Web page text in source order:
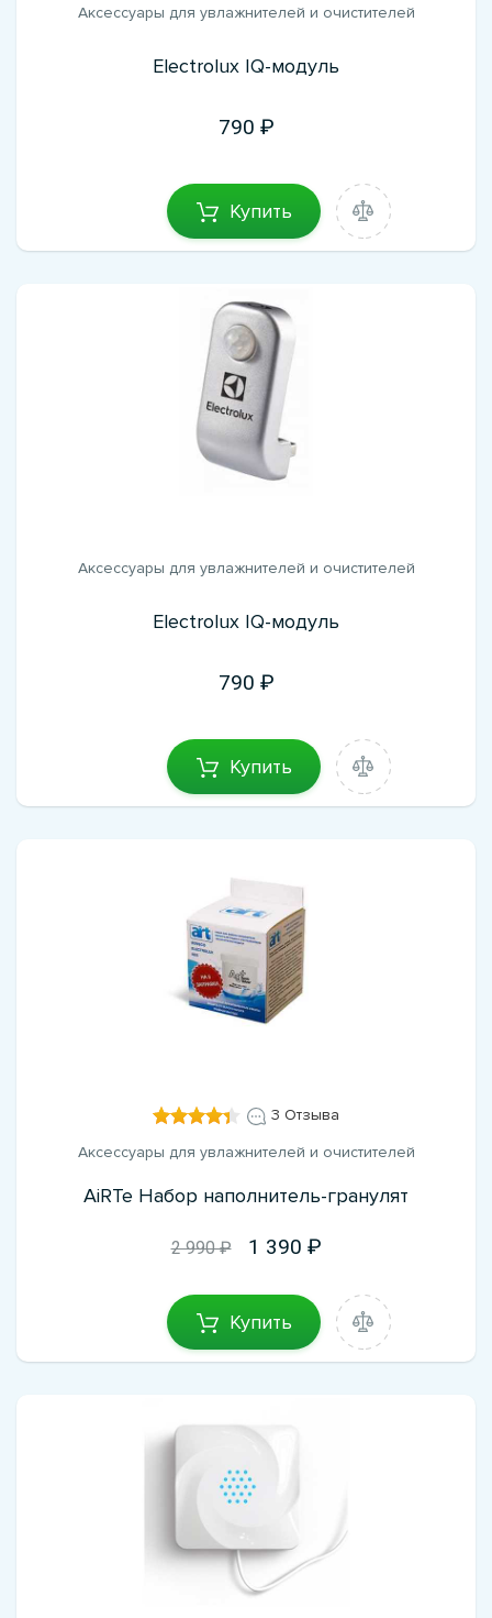
Аксессуары для увлажнителей и очистителей
Electrolux IQ-модуль
790
Купить
Аксессуары для увлажнителей и очистителей
Electrolux IQ-модуль
790
Купить
3 Отзыва
Аксессуары для увлажнителей и очистителей
AiRTe Набор наполнитель-гранулят
2 990 ₽ 1 390
Купить